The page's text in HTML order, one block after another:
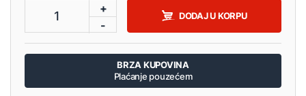
1
+
-
DODAJ U KORPU
BRZA KUPOVINA
Plaćanje pouzećem